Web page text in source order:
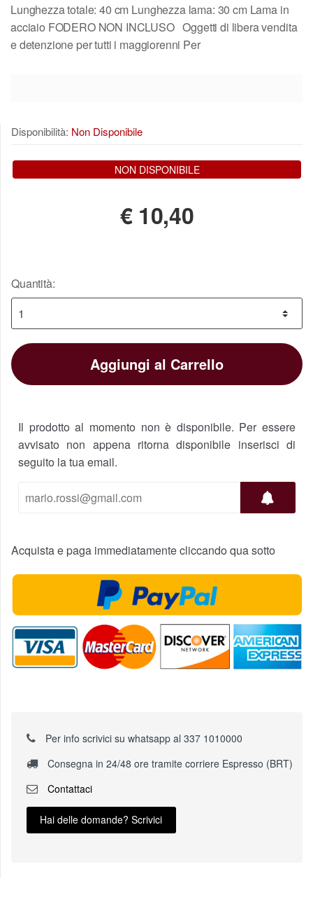
Lunghezza totale: 40 cm Lunghezza lama: 30 cm Lama in
acciaio FODERO NON INCLUSO Oggetti di libera vendita
e detenzione per tutti i maggiorenni Per
Disponibilità: Non Disponibile
NON DISPONIBILE
€ 10,40
Quantità:
Aggiungi al Carrello
Il prodotto al momento non è disponibile. Per essere
avvisato non appena ritorna disponibile inserisci di
seguito la tua email.
Acquista e paga immediatamente cliccando qua sotto
Per info scrivici su whatsapp al 337 1010000
Consegna in 24/48 ore tramite corriere Espresso (BRT)
Contattaci
Hai delle domande? Scrivici